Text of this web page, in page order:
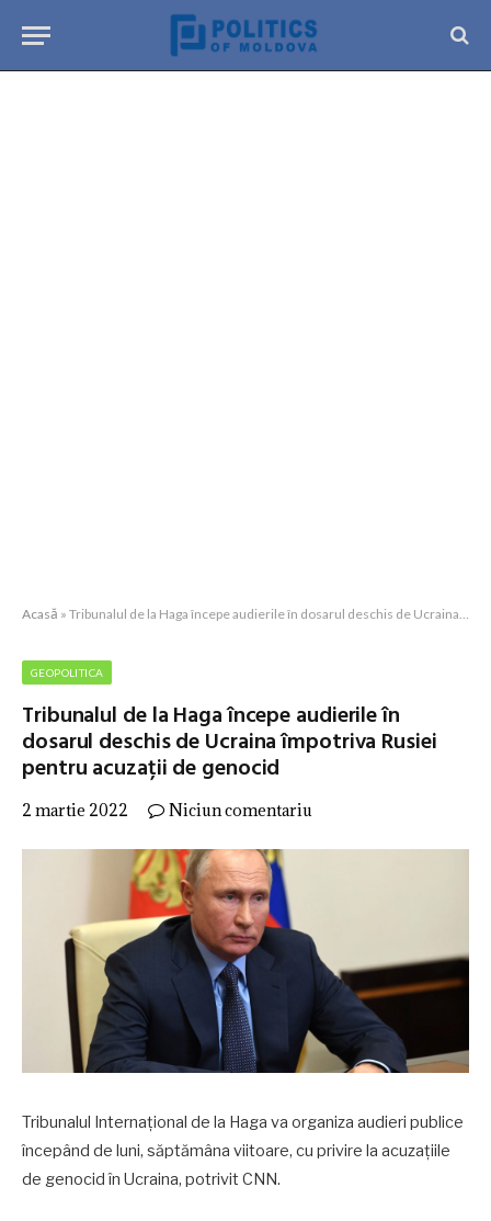
Acasă » Tribunalul de la Haga începe audierile în dosarul deschis de Ucraina împotriva Rusiei pentru acuzații de genocid
GEOPOLITICA
Tribunalul de la Haga începe audierile în
dosarul deschis de Ucraina împotriva Rusiei
pentru acuzații de genocid
2 martie 2022 Niciun comentariu
Tribunalul Internațional de la Haga va organiza audieri publice
începând de luni, săptămâna viitoare, cu privire la acuzațiile
de genocid în Ucraina, potrivit CNN.